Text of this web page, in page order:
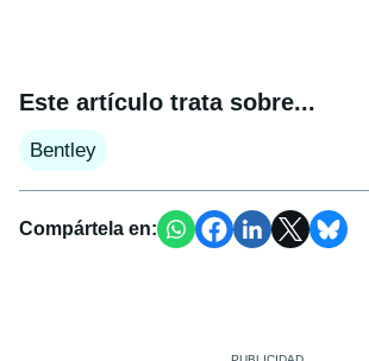
Este artículo trata sobre...
Bentley
Compártela en: